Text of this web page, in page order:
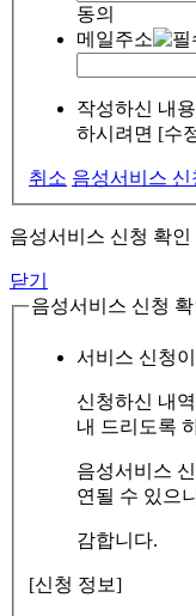
동의
메일주소
작성하신 내
하시려면 [수
취소 음성서비스 신
음성서비스 신청 확인
닫기
음성서비스 신청 확
서비스 신청
신청하신 내
내 드리도록
음성서비스
연될 수 있으
감합니다.
[신청 정보]